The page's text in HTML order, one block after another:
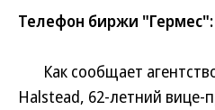
Телефон биржи
Как сообщает агентство
Halstead, 62-летний вице-